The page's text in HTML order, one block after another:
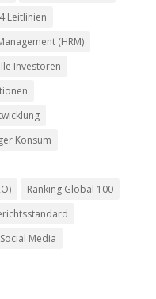
Leitlinien
(HRM)
Investoren
Konsum
Ranking Global 100
Social Media